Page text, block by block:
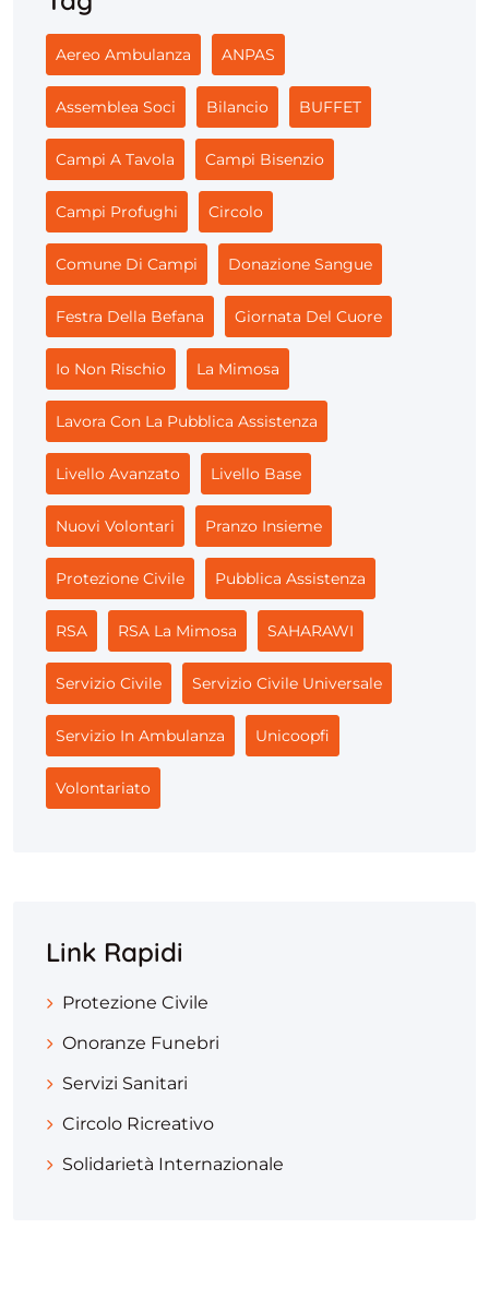
Aereo Ambulanza ANPAS
Assemblea Soci Bilancio BUFFET
Campi A Tavola Campi Bisenzio
Campi Profughi Circolo
Comune Di Campi Donazione Sangue
Festra Della Befana Giornata Del Cuore
Io Non Rischio La Mimosa
Lavora Con La Pubblica Assistenza
Livello Avanzato Livello Base
Nuovi Volontari Pranzo Insieme
Protezione Civile Pubblica Assistenza
RSA RSA La Mimosa SAHARAWI
Servizio Civile Servizio Civile Universale
Servizio In Ambulanza Unicoopfi
Volontariato
Link Rapidi
Protezione Civile
Onoranze Funebri
Servizi Sanitari
Circolo Ricreativo
Solidarietà Internazionale